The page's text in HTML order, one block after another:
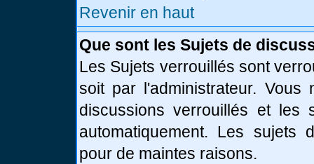
Revenir en haut
Que sont les Sujets de
Les Sujets verrouillés sont
soit par l'administrateur.
discussions verrouillés et les
automatiquement. Les sujets
pour de maintes raisons.